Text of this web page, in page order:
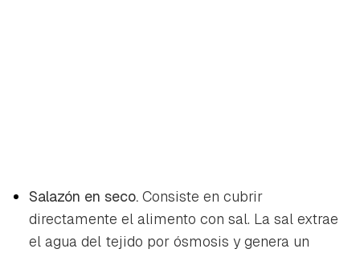
Salazón en seco. Consiste en cubrir
directamente el alimento con sal. La sal extrae
el agua del tejido por ósmosis y genera un